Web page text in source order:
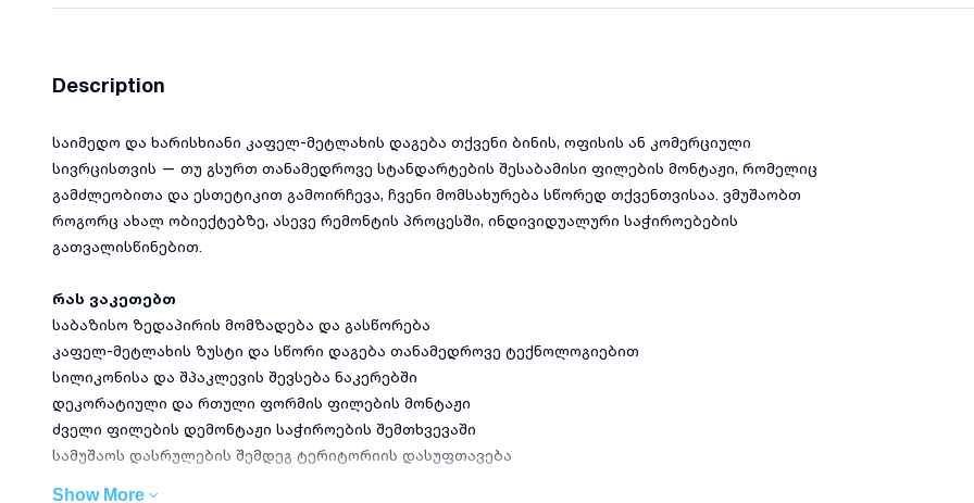
Description
საიმედო და ხარისხიანი კაფელ-მეტლახის დაგება თქვენი ბინის, ოფისის ან კომერციული
სივრცისთვის — თუ გსურთ თანამედროვე სტანდარტების შესაბამისი ფილების მონტაჟი, რომელიც
გამძლეობითა და ესთეტიკით გამოირჩევა, ჩვენი მომსახურება სწორედ თქვენთვისაა. ვმუშაობთ
როგორც ახალ ობიექტებზე, ასევე რემონტის პროცესში, ინდივიდუალური საჭიროებების
გათვალისწინებით.
რას ვაკეთებთ
საბაზისო ზედაპირის მომზადება და გასწორება
კაფელ-მეტლახის ზუსტი და სწორი დაგება თანამედროვე ტექნოლოგიებით
სილიკონისა და შპაკლევის შევსება ნაკერებში
დეკორატიული და რთული ფორმის ფილების მონტაჟი
ძველი ფილების დემონტაჟი საჭიროების შემთხვევაში
სამუშაოს დასრულების შემდეგ ტერიტორიის დასუფთავება
Show More